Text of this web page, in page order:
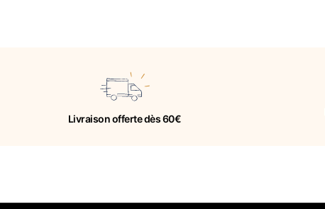
Livraison offerte dès 60€